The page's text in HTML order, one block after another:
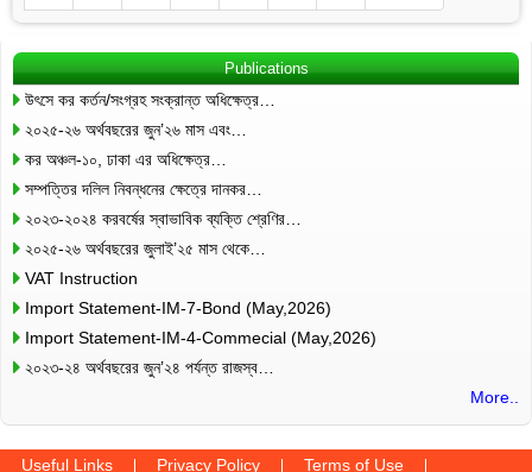
Publications
উৎসে কর কর্তন/সংগ্রহ সংক্রান্ত অধিক্ষেত্র…
২০২৫-২৬ অর্থবছরের জুন’২৬ মাস এবং…
কর অঞ্চল-১০, ঢাকা এর অধিক্ষেত্র…
সম্পত্তির দলিল নিবন্ধনের ক্ষেত্রে দানকর…
২০২৩-২০২৪ করবর্ষের স্বাভাবিক ব্যক্তি শ্রেণির…
২০২৫-২৬ অর্থবছরের জুলাই’২৫ মাস থেকে…
VAT Instruction
Import Statement-IM-7-Bond (May,2026)
Import Statement-IM-4-Commecial (May,2026)
২০২৩-২৪ অর্থবছরের জুন’২৪ পর্যন্ত রাজস্ব…
More..
Useful Links Privacy Policy Terms of Use